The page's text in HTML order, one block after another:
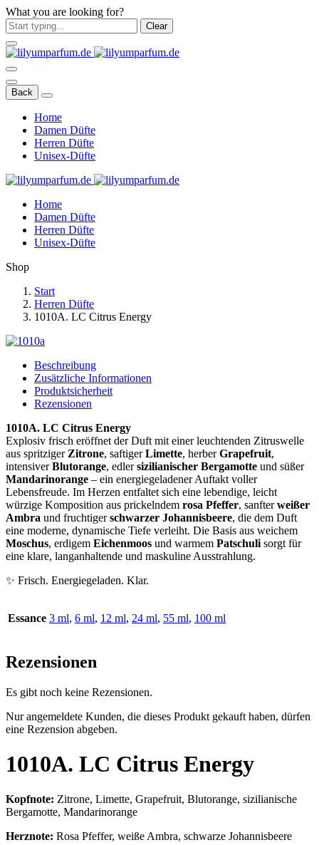
What you are looking for?
Clear
Back
Home
Damen Düfte
Herren Düfte
Unisex-Düfte
Home
Damen Düfte
Herren Düfte
Unisex-Düfte
Shop
Start
Herren Düfte
1010A. LC Citrus Energy
Beschreibung
Zusätzliche Informationen
Produktsicherheit
Rezensionen
1010A. LC Citrus Energy
Explosiv frisch eröffnet der Duft mit einer leuchtenden Zitruswelle
aus spritziger Zitrone, saftigerLimette, herberGrapefruit,
intensiverBlutorange, edlersizilianischer Bergamotte und süßer
Mandarinorange – ein energiegeladener Auftakt voller
Lebensfreude. Im Herzen entfaltet sich eine lebendige, leicht
würzige Komposition aus prickelndem rosa Pfeffer, sanfterweißer
Ambra und fruchtigerschwarzer Johannisbeere, die dem Duft
eine moderne, dynamische Tiefe verleiht. Die Basis aus weichem
Moschus, erdigem Eichenmoos und warmem Patschuli sorgt für
eine klare, langanhaltende und maskuline Ausstrahlung.
✨ Frisch. Energiegeladen. Klar.
Essance 3 ml, 6 ml, 12 ml, 24 ml, 55 ml, 100 ml
Rezensionen
Es gibt noch keine Rezensionen.
Nur angemeldete Kunden, die dieses Produkt gekauft haben, dürfen
eine Rezension abgeben.
1010A. LC Citrus Energy
Kopfnote: Zitrone, Limette, Grapefruit, Blutorange, sizilianische
Bergamotte, Mandarinorange
Herznote: Rosa Pfeffer, weiße Ambra, schwarze Johannisbeere